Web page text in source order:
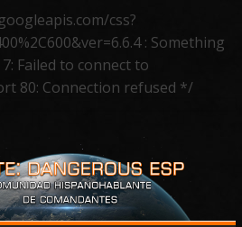
css?
: Something
Failed to connect to
80: Connection refused */